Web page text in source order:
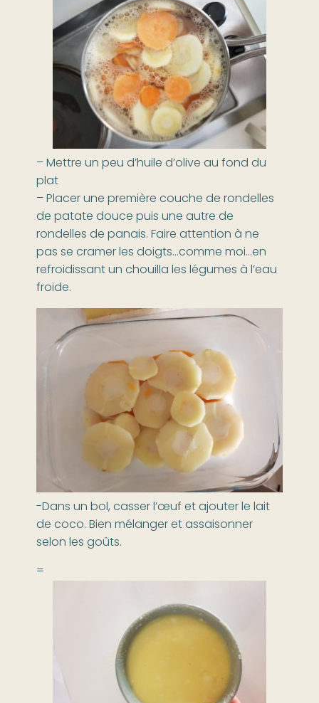
– Mettre un peu d’huile d’olive au fond du
plat
– Placer une première couche de rondelles
de patate douce puis une autre de
rondelles de panais. Faire attention à ne
pas se cramer les doigts…comme moi…en
refroidissant un chouilla les légumes à l’eau
froide.
-Dans un bol, casser l’œuf et ajouter le lait
de coco. Bien mélanger et assaisonner
selon les goûts.
=